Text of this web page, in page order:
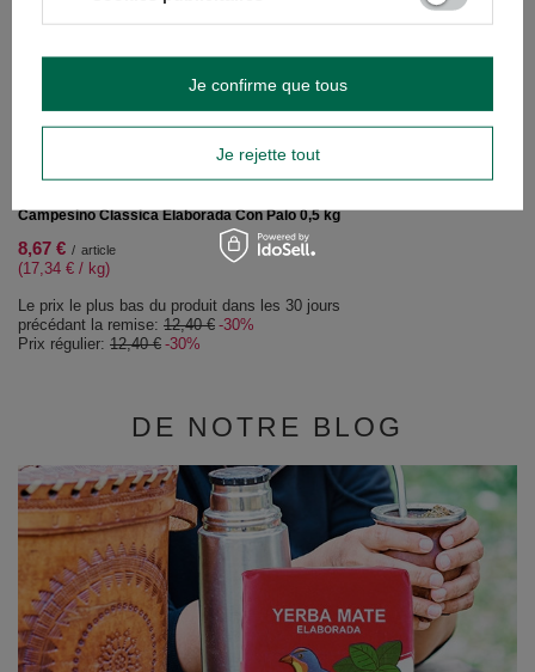
PROMOTION
Campesino Classica Elaborada Con Palo 0,5 kg
8,67 € / article
(17,34 € / kg)
Le prix le plus bas du produit dans les 30 jours
précédant la remise: 12,40 € -30%
Prix régulier: 12,40 € -30%
10,90 € / article
(21,80 € / kg)
DE NOTRE BLOG
Je rejette tout
Je confirme que tous